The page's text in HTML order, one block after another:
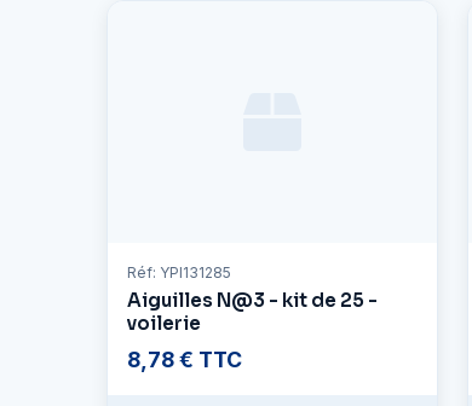
Réf: YPI131285
Aiguilles N@3 - kit de 25 -
voilerie
8,78 € TTC